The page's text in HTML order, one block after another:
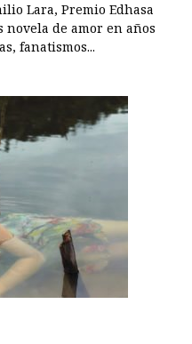
Lara, Premio Edhasa
novela de amor en años
fanatismos...